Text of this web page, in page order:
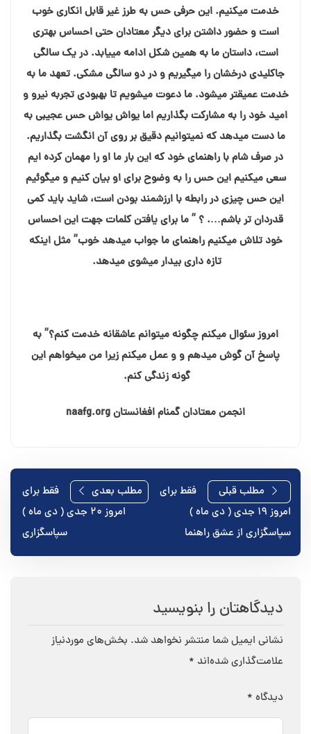
خدمت میکنیم. این حرفی حس به طرز غیر قابل انکاری خوب
است و حضور داشتن برای دیگر معتادان حتی احساس بهتری
است، داستان ما به همین شکل ادامه مییابد. در یک سالگی
جاکلیدی درخشان را میگیریم و در دو سالگی مشکی. تعهد ما به
خدمت عمیقتر میشود. ما دعوت میشویم تا بهبودی تجربه نیرو و
امید خود را به مشارکت بگذاریم اما یواش یواش حس عجیبی به
ما دست میدهد که نمیتوانیم دقیق بر روی آن انگشت بگذاریم.
در صرف شام با راهنمای خود که این بار ما او را مهمان کرده ایم
سعی میکنیم این حس را به وضوح برای او بیان کنیم و میگوئیم
این حس چیزی در رابطه با ارزشمند بودن است، شاید باید کمی
قدردان تر باشم…. ؟ ” ما برای یافتن کلمات جهت این احساس
خود تلاش میکنیم راهنمای ما جواب میدهد خوب” مثل اینکه
تازه داری بیدار میشوی میدهد.
امروز سئوال میکنم چگونه میتوانم عاشقانه خدمت کنم؟” به
پاسخ آن گوش میدهم و و عمل میکنم زیرا من میخواهم این
گونه زندگی کنم.
انجمن معتادان گمنام افغانستان naafg.org
راهبری
نوشته
مطلب قبلی
فقط برای
امروز ۱۹ جدی ( دی ماه )
سپاسگزاری از عشق راهنما
مطلب بعدی
فقط برای
امروز ۲۰ جدی ( دی ماه )
سپاسگزاری
دیدگاهتان را بنویسید
نشانی ایمیل شما منتشر نخواهد شد. بخش‌های موردنیاز
علامت‌گذاری شده‌اند *
دیدگاه *